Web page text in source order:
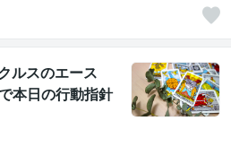
ルスのエース
本日の行動指針